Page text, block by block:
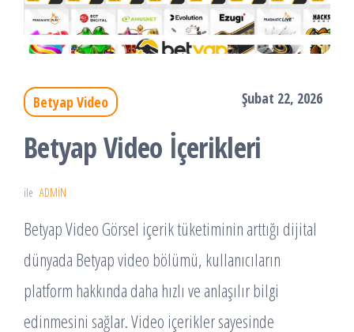
Betyap Video Şubat 22, 2026
Betyap Video İçerikleri
ile ADMIN
Betyap Video Görsel içerik tüketiminin arttığı dijital
dünyada Betyap video bölümü, kullanıcıların
platform hakkında daha hızlı ve anlaşılır bilgi
edinmesini sağlar. Video içerikler sayesinde